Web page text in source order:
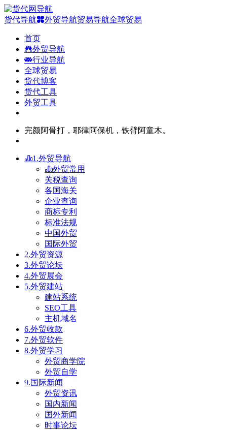
货代导航 外贸导航贸易导航全球贸易
首页
外贸导航
行业导航
全球贸易
货代博客
货代工具
外贸工具
完颜阿骨打，耶律阿保机，铁臂阿童木。
1.外贸导航
外贸常用
关税查询
各国海关
企业查询
商标专利
标准法规
中国外贸
国际外贸
2.外贸资源
3.外贸论坛
4.外贸展会
5.外贸建站
建站系统
SEO工具
主机域名
6.外贸收款
7.外贸软件
8.外贸学习
外贸商学院
外贸自学
9.国际新闻
外贸资讯
国内新闻
国外新闻
时事论坛